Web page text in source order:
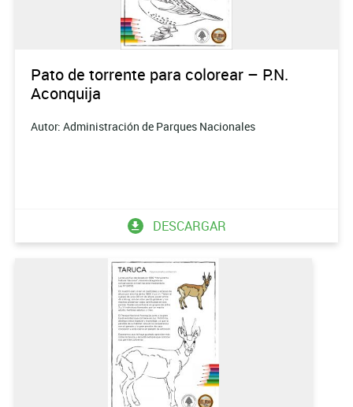
Pato de torrente para colorear – P.N.
Aconquija
Autor: Administración de Parques Nacionales
DESCARGAR